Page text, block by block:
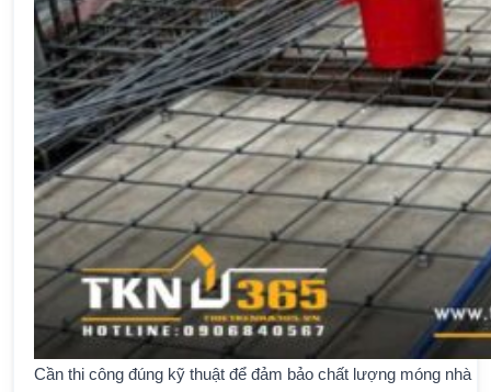
Cần thi công đúng kỹ thuật để đảm bảo chất lượng móng nhà